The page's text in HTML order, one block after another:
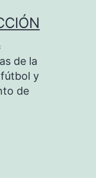
de la
y
de